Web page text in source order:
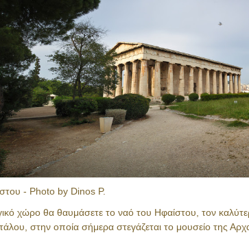
- Photo by Dinos P.
χώρο θα θαυμάσετε το ναό του Ηφαίστου, τον
στην οποία σήμερα στεγάζεται το μουσείο της